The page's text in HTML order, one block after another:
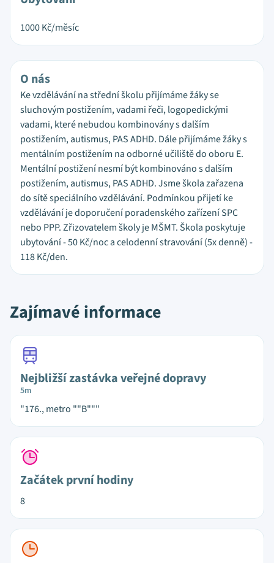
1000Kč/měsíc
O nás
Ke vzdělávání na střední školu přijímáme žáky se
sluchovým postižením, vadami řeči, logopedickými
vadami, které nebudou kombinovány s dalším
postižením, autismus, PAS ADHD. Dále přijímáme žáky s
mentálním postižením na odborné učiliště do oboru E.
Mentální postižení nesmí být kombinováno s dalším
postižením, autismus, PAS ADHD. Jsme škola zařazena
do sítě speciálního vzdělávání. Podmínkou přijetí ke
vzdělávání je doporučení poradenského zařízení SPC
nebo PPP. Zřizovatelem školy je MŠMT. Škola poskytuje
ubytování - 50 Kč/noc a celodenní stravování (5x denně) -
118 Kč/den.
Zajímavé informace
Nejbližší zastávka veřejné dopravy
5m
"176., metro ""B"""
Začátek první hodiny
8